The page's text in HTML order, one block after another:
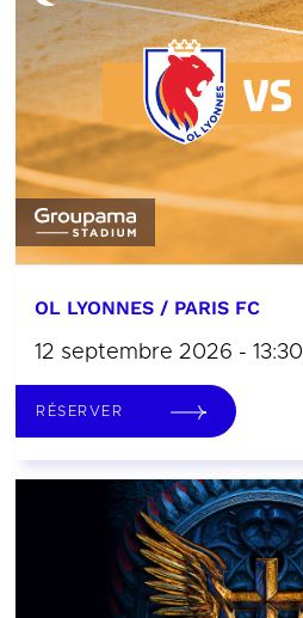
OL LYONNES / PARIS FC
12 septembre 2026 - 13:30
RÉSERVER